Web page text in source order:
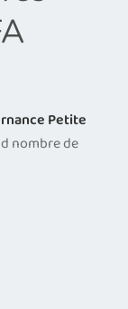
Petite
nombre de